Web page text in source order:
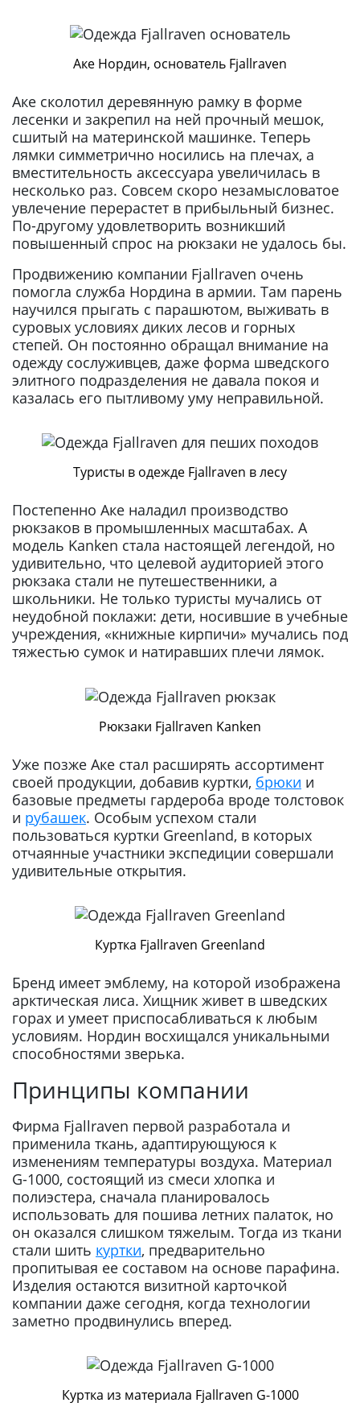
Аке Нордин, основатель Fjallraven
Аке сколотил деревянную рамку в форме
лесенки и закрепил на ней прочный мешок,
сшитый на материнской машинке. Теперь
лямки симметрично носились на плечах, а
вместительность аксессуара увеличилась в
несколько раз. Совсем скоро незамысловатое
увлечение перерастет в прибыльный бизнес.
По-другому удовлетворить возникший
повышенный спрос на рюкзаки не удалось бы.
Продвижению компании Fjallraven очень
помогла служба Нордина в армии. Там парень
научился прыгать с парашютом, выживать в
суровых условиях диких лесов и горных
степей. Он постоянно обращал внимание на
одежду сослуживцев, даже форма шведского
элитного подразделения не давала покоя и
казалась его пытливому уму неправильной.
Туристы в одежде Fjallraven в лесу
Постепенно Аке наладил производство
рюкзаков в промышленных масштабах. А
модель Kanken стала настоящей легендой, но
удивительно, что целевой аудиторией этого
рюкзака стали не путешественники, а
школьники. Не только туристы мучались от
неудобной поклажи: дети, носившие в учебные
учреждения, «‎книжные кирпичи» мучались под
тяжестью сумок и натиравших плечи лямок.
Рюкзаки Fjallraven Kanken
Уже позже Аке стал расширять ассортимент
своей продукции, добавив куртки, брюки и
базовые предметы гардероба вроде толстовок
и рубашек. Особым успехом стали
пользоваться куртки Greenland, в которых
отчаянные участники экспедиции совершали
удивительные открытия.
Куртка Fjallraven Greenland
Бренд имеет эмблему, на которой изображена
арктическая лиса. Хищник живет в шведских
горах и умеет приспосабливаться к любым
условиям. Нордин восхищался уникальными
способностями зверька.
Принципы компании
Фирма Fjallraven первой разработала и
применила ткань, адаптирующуюся к
изменениям температуры воздуха. Материал
G-1000, состоящий из смеси хлопка и
полиэстера, сначала планировалось
использовать для пошива летних палаток, но
он оказался слишком тяжелым. Тогда из ткани
стали шить куртки, предварительно
пропитывая ее составом на основе парафина.
Изделия остаются визитной карточкой
компании даже сегодня, когда технологии
заметно продвинулись вперед.
Куртка из материала Fjallraven G-1000